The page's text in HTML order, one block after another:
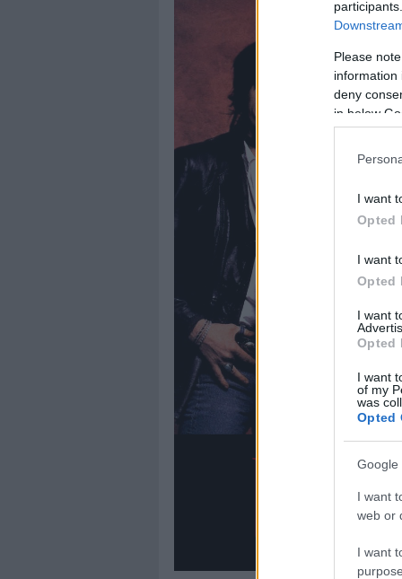
Please
information
deny
in below
I want
Opted
I want
Opted
I want
Opted
I want
of my
was
Opted
Google
I want
web or
I want